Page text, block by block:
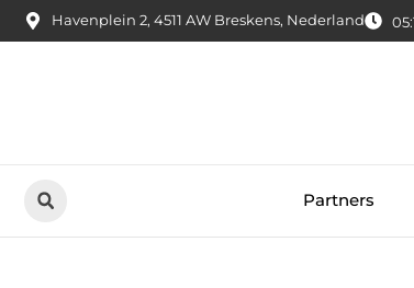
Havenplein 2, 4511 AW Breskens, Nederland
Partners